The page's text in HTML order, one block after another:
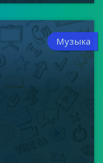
Музыка